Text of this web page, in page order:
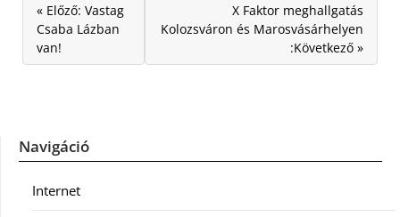
« Előző: Vastag
Csaba Lázban
van!
X Faktor meghallgatás
Kolozsváron és Marosvásárhelyen
:Következő »
Navigáció
Internet